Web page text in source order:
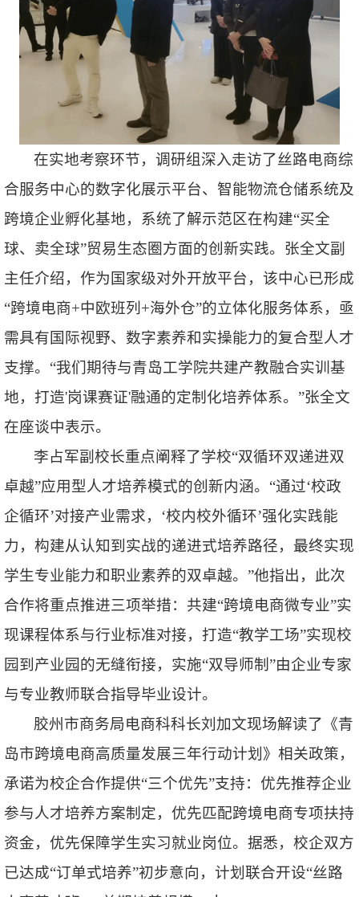
在实地考察环节，调研组深入走访了丝路电商综
合服务中心的数字化展示平台、智能物流仓储系统及
跨境企业孵化基地，系统了解示范区在构建“买全
球、卖全球”贸易生态圈方面的创新实践。张全文副
主任介绍，作为国家级对外开放平台，该中心已形成
“跨境电商+中欧班列+海外仓”的立体化服务体系，亟
需具有国际视野、数字素养和实操能力的复合型人才
支撑。“我们期待与青岛工学院共建产教融合实训基
地，打造'岗课赛证'融通的定制化培养体系。 ”张全文
在座谈中表示。
李占军副校长重点阐释了学校“双循环双递进双
卓越”应用型人才培养模式的创新内涵。“通过‘校政
企循环’对接产业需求，‘校内校外循环’强化实践能
力，构建从认知到实战的递进式培养路径，最终实现
学生专业能力和职业素养的双卓越。 ”他指出，此次
合作将重点推进三项举措：共建“跨境电商微专业”实
现课程体系与行业标准对接，打造“教学工场”实现校
园到产业园的无缝衔接，实施“双导师制 ”由企业专家
与专业教师联合指导毕业设计。
胶州市商务局电商科科长刘加文现场解读了《青
岛市跨境电商高质量发展三年行动计划》相关政策，
承诺为校企合作提供“三个优先”支持：优先推荐企业
参与人才培养方案制定，优先匹配跨境电商专项扶持
资金，优先保障学生实习就业岗位。据悉，校企双方
已达成“订单式培养”初步意向，计划联合开设“丝路